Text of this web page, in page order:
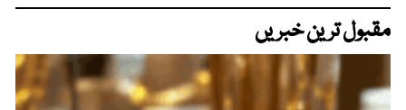
مقبول ترین خبریں